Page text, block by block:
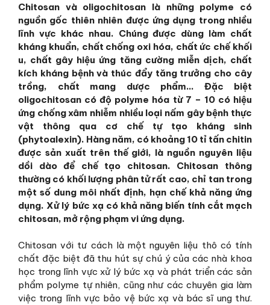
Chitosan và oligochitosan là những polyme có
nguồn gốc thiên nhiên được ứng dụng trong nhiều
lĩnh vực khác nhau. Chúng được dùng làm chất
kháng khuẩn, chất chống oxi hóa, chất ức chế khối
u, chất gây hiệu ứng tăng cường miễn dịch, chất
kích kháng bệnh và thúc đẩy tăng trưởng cho cây
trồng, chất mang dược phẩm… Đặc biệt
oligochitosan có độ polyme hóa từ 7 – 10 có hiệu
ứng chống xâm nhiễm nhiều loại nấm gây bệnh thực
vật thông qua cơ chế tự tạo kháng sinh
(phytoalexin). Hàng năm, có khoảng 10 tỉ tấn chitin
được sản xuất trên thế giới, là nguồn nguyên liệu
dồi dào để chế tạo chitosan. Chitosan thông
thường có khối lượng phân tử rất cao, chỉ tan trong
một số dung môi nhất định, hạn chế khả năng ứng
dụng. Xử lý bức xạ có khả năng biến tính cắt mạch
chitosan, mở rộng phạm vi ứng dụng.
Chitosan với tư cách là một nguyên liệu thô có tính
chất đặc biệt đã thu hút sự chú ý của các nhà khoa
học trong lĩnh vực xử lý bức xạ và phát triển các sản
phẩm polyme tự nhiên, cũng như các chuyên gia làm
việc trong lĩnh vực bảo vệ bức xạ và bác sĩ ung thư.